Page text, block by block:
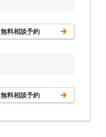
無料相談予約
無料相談予約